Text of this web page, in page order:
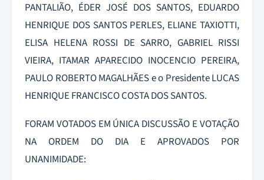
PANTALIÃO, ÉDER JOSÉ DOS SANTOS, EDUARDO
HENRIQUE DOS SANTOS PERLES, ELIANE TAXIOTTI,
ELISA HELENA ROSSI DE SARRO, GABRIEL RISSI
VIEIRA, ITAMAR APARECIDO INOCENCIO PEREIRA,
PAULO ROBERTO MAGALHÃES e o Presidente LUCAS
HENRIQUE FRANCISCO COSTA DOS SANTOS.
FORAM VOTADOS EM ÚNICA DISCUSSÃO E VOTAÇÃO
NA ORDEM DO DIA E APROVADOS POR
UNANIMIDADE: